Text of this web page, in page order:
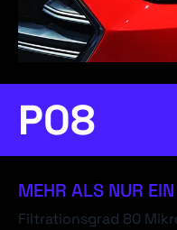
P08
MEHR ALS NUR
Filtrationsgrad 80